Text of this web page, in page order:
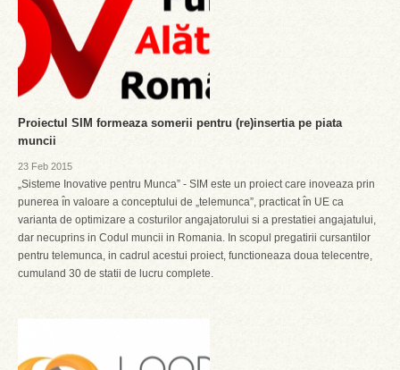
Proiectul SIM formeaza somerii pentru (re)insertia pe piata
muncii
23 Feb 2015
„Sisteme Inovative pentru Munca” - SIM este un proiect care inoveaza prin
punerea ı̂n valoare a conceptului de „telemunca”, practicat ı̂n UE ca
varianta de optimizare a costurilor angajatorului si a prestatiei angajatului,
dar necuprins in Codul muncii in Romania. In scopul pregatirii cursantilor
pentru telemunca, in cadrul acestui proiect, functioneaza doua telecentre,
cumuland 30 de statii de lucru complete.